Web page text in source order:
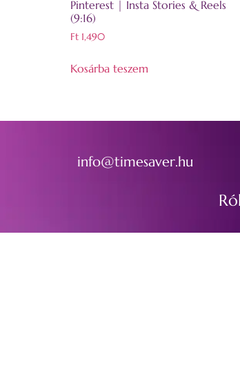
Pinterest | Insta Stories & Reels
(9:16)
Ft 1,490
Kosárba teszem
info@timesaver.hu